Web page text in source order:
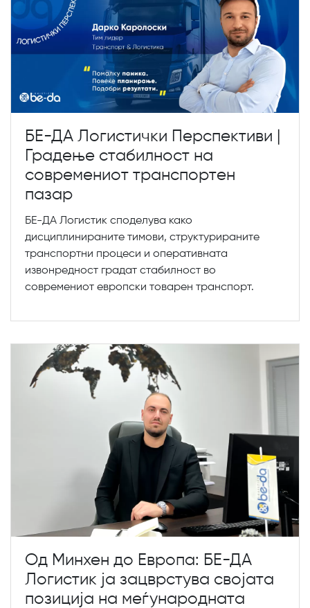
БЕ-ДА Логистички Перспективи |
Градење стабилност на
современиот транспортен
пазар
БЕ-ДА Логистик споделува како
дисциплинираните тимови, структурираните
транспортни процеси и оперативната
извонредност градат стабилност во
современиот европски товарен транспорт.
Од Минхен до Европа: БЕ-ДА
Логистик ја зацврстува својата
позиција на меѓународната